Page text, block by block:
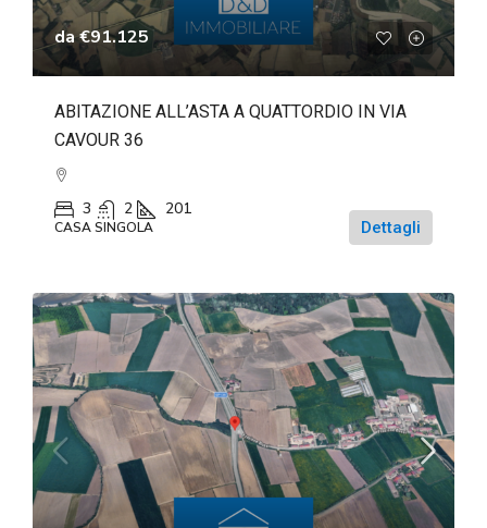
da€91.125
ABITAZIONE ALL’ASTA A QUATTORDIO IN VIA
CAVOUR 36
3 2 201
CASA SINGOLA Dettagli